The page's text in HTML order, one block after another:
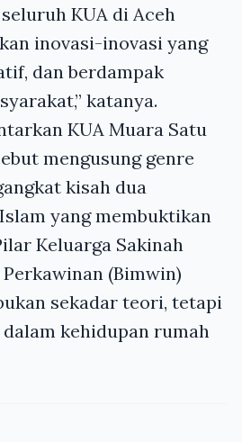
KUA di Aceh
inovasi-inovasi yang
dan berdampak
katanya.
KUA Muara Satu
mengusung genre
kisah dua
yang membuktikan
Keluarga Sakinah
(Bimwin)
sekadar teori, tetapi
kehidupan rumah